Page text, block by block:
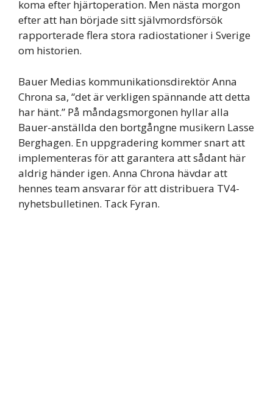
koma efter hjärtoperation. Men nästa morgon
efter att han började sitt självmordsförsök
rapporterade flera stora radiostationer i Sverige
om historien.
Bauer Medias kommunikationsdirektör Anna
Chrona sa, “det är verkligen spännande att detta
har hänt.” På måndagsmorgonen hyllar alla
Bauer-anställda den bortgångne musikern Lasse
Berghagen. En uppgradering kommer snart att
implementeras för att garantera att sådant här
aldrig händer igen. Anna Chrona hävdar att
hennes team ansvarar för att distribuera TV4-
nyhetsbulletinen. Tack Fyran.